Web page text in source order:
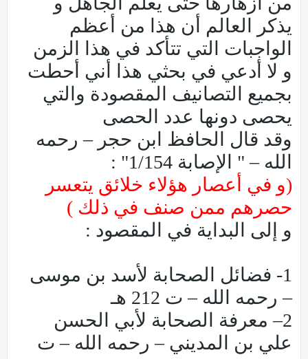
يذكر العالم أن هذا من أعظم
الواجبات التي تتأكد في هذا الزمن
و لا أدعي في بحثي هذا أني أحطت
بجميع التصانيف المقصودة والتي
يحصى دونها عدد الحصى
وقد قال الحافظ ابن حجر – رحمه
الله – " الإصابة 1/154" :
(و في أعصار هؤلاء خلائق يتعسر
حصرهم ممن صنف في ذلك )
و إلى البداية في المقصود :
1- فضائل الصحابة لأسد بن موسى
– رحمه الله – ت 212 هـ
2– معرفة الصحابة لأبي الحسن
علي بن المديني – رحمه الله – ت